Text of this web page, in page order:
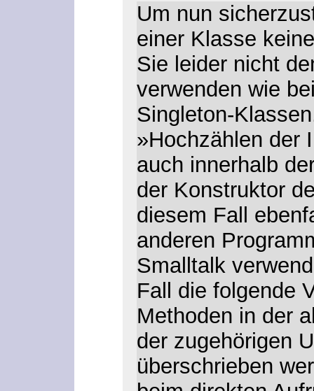
Um nun
einer Klasse
Sie leider nicht
verwenden wie
Singleton-
»Hochzählen der
auch innerhalb
der Konstruktor
diesem Fall
anderen
Smalltalk
Fall die folgende
Methoden in der
der zugehörigen
überschrieben